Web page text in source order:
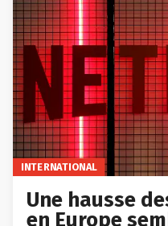
INTERNATIONAL
Une hausse
en Europe